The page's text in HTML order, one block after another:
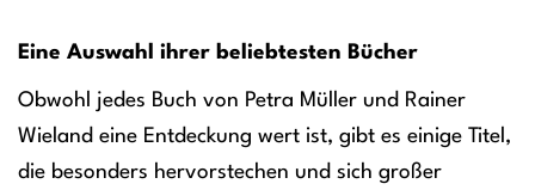
Eine Auswahl ihrer beliebtesten Bücher
Obwohl jedes Buch von Petra Müller und Rainer
Wieland eine Entdeckung wert ist, gibt es einige Titel,
die besonders hervorstechen und sich großer